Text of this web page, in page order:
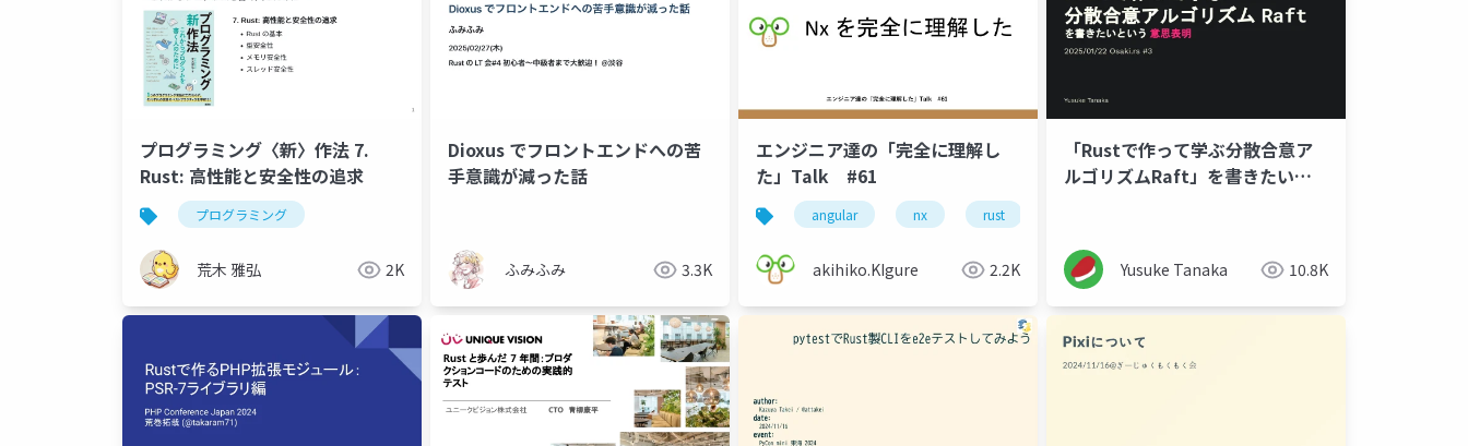
プログラミング〈新〉作法 7.
Rust: 高性能と安全性の追求
プログラミング
荒木 雅弘 2K
Dioxus でフロントエンドへの苦
手意識が減った話
ふみふみ 3.3K
エンジニア達の「完全に理解し
た」Talk #61
angular nx rust
akihiko.KIgure 2.2K
「Rustで作って学ぶ分散合意ア
ルゴリズムRaft」を書きたいと
Yusuke Tanaka 10.8K